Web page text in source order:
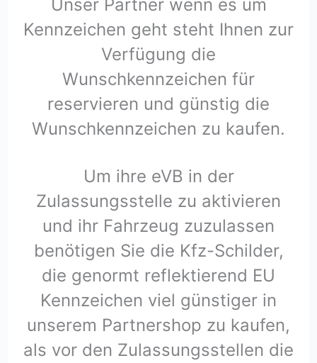
Unser Partner wenn es um
Kennzeichen geht steht Ihnen zur
Verfügung die
Wunschkennzeichen für
reservieren und günstig die
Wunschkennzeichen zu kaufen.
Um ihre eVB in der
Zulassungsstelle zu aktivieren
und ihr Fahrzeug zuzulassen
benötigen Sie die Kfz-Schilder,
die genormt reflektierend EU
Kennzeichen viel günstiger in
unserem Partnershop zu kaufen,
als vor den Zulassungsstellen die